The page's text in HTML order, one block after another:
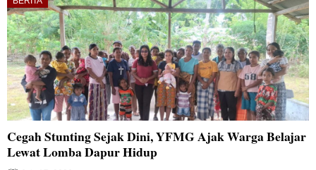
Cegah Stunting Sejak Dini, YFMG Ajak Warga Belajar
Lewat Lomba Dapur Hidup